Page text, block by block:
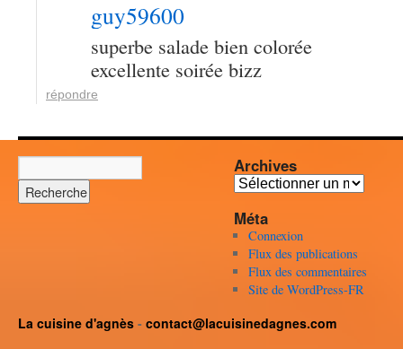
guy59600
superbe salade bien colorée
excellente soirée bizz
répondre
Archives
Archives
Méta
Connexion
Flux des publications
Flux des commentaires
Site de WordPress-FR
La cuisine d'agnès - contact@lacuisinedagnes.com